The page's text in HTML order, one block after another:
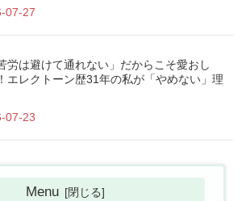
07-27
労は避けて通れない」だからこそ愛おし
エレクトーン歴31年の私が「やめない」理
07-23
Menu